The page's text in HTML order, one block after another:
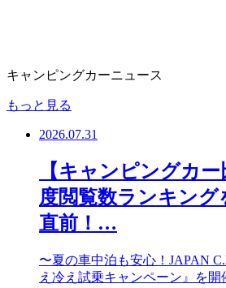
キャンピングカーニュース
もっと見る
2026.07.31
【キャンピングカー
度閲覧数ランキング
直前！…
〜夏の車中泊も安心！JAPAN
え冷え試乗キャンペーン』を